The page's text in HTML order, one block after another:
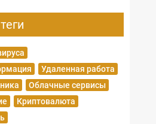
Удаленная работа
Облачные сервисы
Криптовалюта